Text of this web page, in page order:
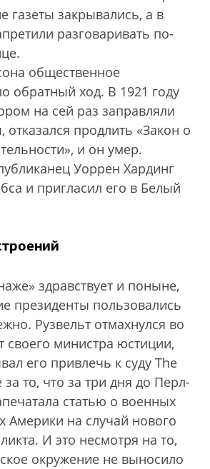
газеты закрывались, а в
разговаривать по-
общественное
обратный ход. В 1921 году
на сей раз заправляли
отказался продлить «Закон о
и он умер.
Уоррен Хардинг
и пригласил его в Белый
здравствует и поныне,
президенты пользовались
Рузвельт отмахнулся во
своего министра юстиции,
его привлечь к суду The
то, что за три дня до Перл-
статью о военных
Америки на случай нового
И это несмотря на то,
окружение не выносило